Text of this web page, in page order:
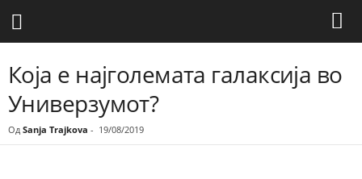
Која е најголемата галаксија во
Универзумот?
Од Sanja Trajkova - 19/08/2019